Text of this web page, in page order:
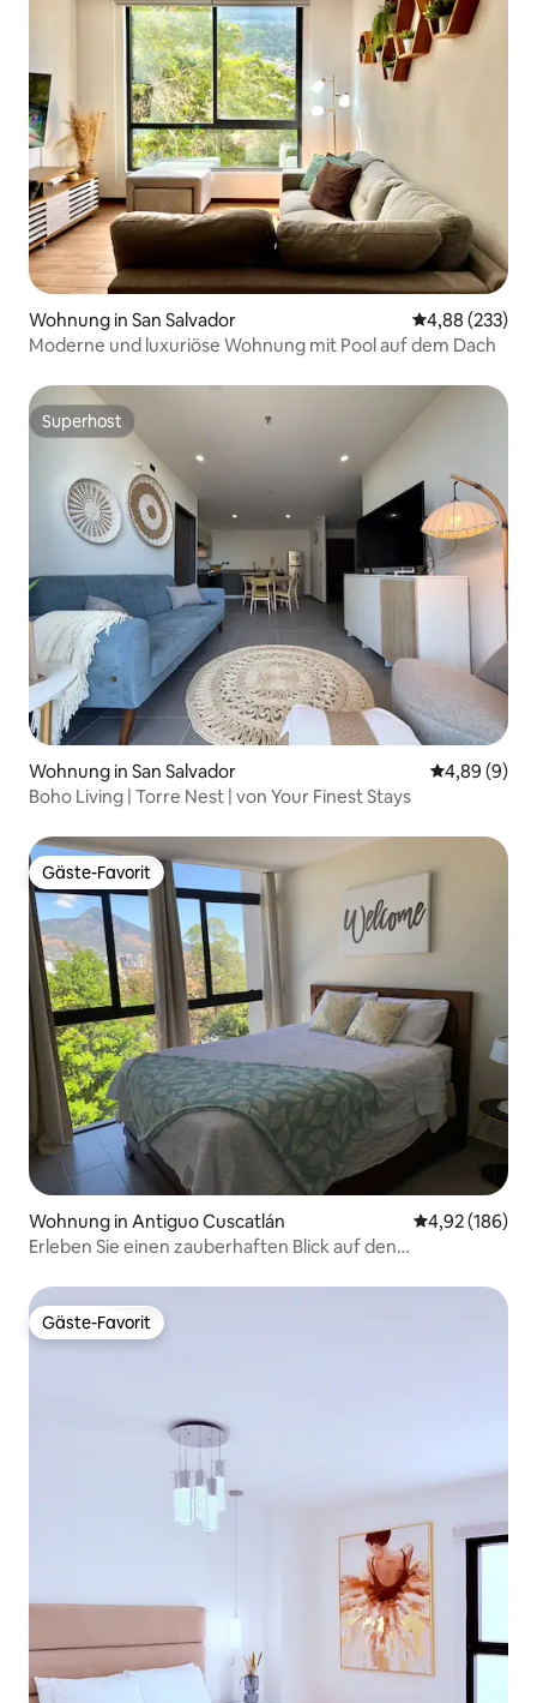
Wohnung in San Salvador
4,88 (233)
Moderne und luxuriöse Wohnung mit Pool auf dem Dach
Superhost
Superhost
Wohnung in San Salvador
4,89 (9)
Boho Living | Torre Nest | von Your Finest Stays
Gäste-Favorit
Gäste-Favorit
Wohnung in Antiguo Cuscatlán
4,92 (186)
Erleben Sie einen zauberhaften Blick auf den
Gäste-Favorit
Gäste-Favorit